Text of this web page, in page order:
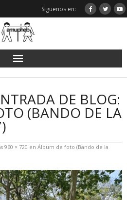
Siguenos en:
DE BLOG:
(BANDO DE LA
960 × 720 en Álbum de foto (Bando de la